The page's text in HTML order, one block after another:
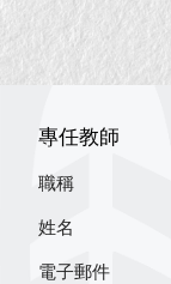
專任教師
職稱
姓名
電子郵件